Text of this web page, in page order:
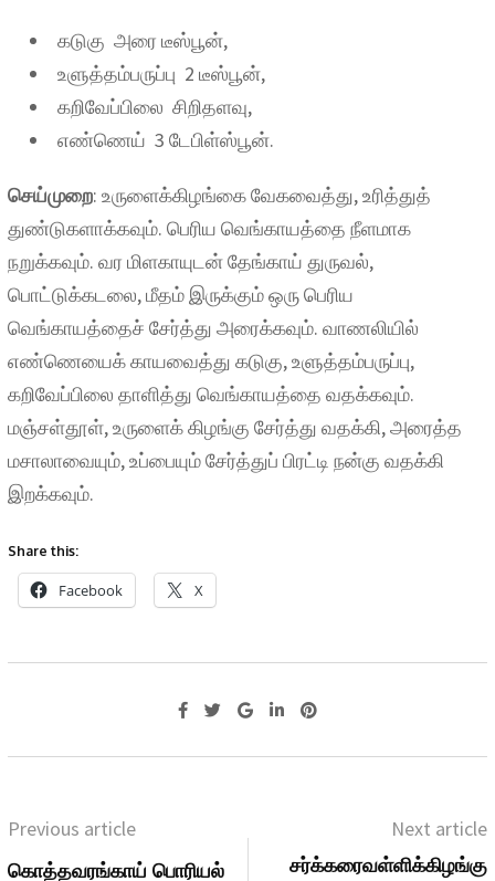
கடுகு அரை டீஸ்பூன்,
உளுத்தம்பருப்பு 2 டீஸ்பூன்,
கறிவேப்பிலை சிறிதளவு,
எண்ணெய் 3 டேபிள்ஸ்பூன்.
செய்முறை: உருளைக்கிழங்கை வேகவைத்து, உரித்துத்
துண்டுகளாக்கவும். பெரிய வெங்காயத்தை நீளமாக
நறுக்கவும். வர மிளகாயுடன் தேங்காய் துருவல்,
பொட்டுக்கடலை, மீதம் இருக்கும் ஒரு பெரிய
வெங்காயத்தைச் சேர்த்து அரைக்கவும். வாணலியில்
எண்ணெயைக் காயவைத்து கடுகு, உளுத்தம்பருப்பு,
கறிவேப்பிலை தாளித்து வெங்காயத்தை வதக்கவும்.
மஞ்சள்தூள், உருளைக் கிழங்கு சேர்த்து வதக்கி, அரைத்த
மசாலாவையும், உப்பையும் சேர்த்துப் பிரட்டி நன்கு வதக்கி
இறக்கவும்.
Share this:
Facebook X
Previous article
கொத்தவரங்காய் பொரியல்
Next article
சர்க்கரைவள்ளிக்கிழங்கு